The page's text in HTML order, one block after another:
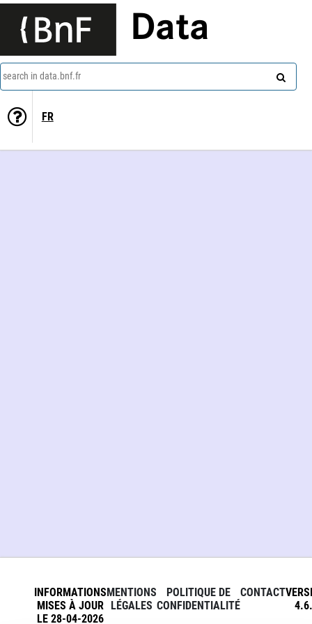
Data
search in data.bnf.fr
FR
INFORMATIONS
MISES À JOUR
LE 28-04-2026
MENTIONS
LÉGALES
POLITIQUE DE
CONFIDENTIALITÉ
CONTACT